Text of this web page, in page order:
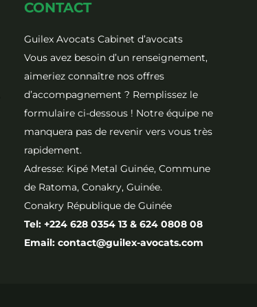
CONTACT
Guilex Avocats Cabinet d’avocats
Vous avez besoin d’un renseignement,
aimeriez connaître nos offres
d’accompagnement ? Remplissez le
formulaire ci-dessous ! Notre équipe ne
manquera pas de revenir vers vous très
rapidement.
Adresse: Kipé Metal Guinée, Commune
de Ratoma, Conakry, Guinée.
Conakry République de Guinée
Tel: +224 628 0354 13 & 624 0808 08
Email: contact@guilex-avocats.com